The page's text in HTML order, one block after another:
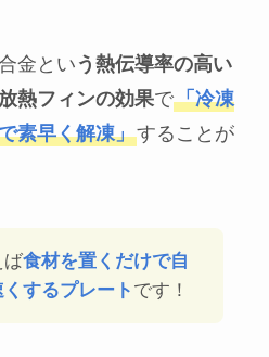
金とい
う熱伝導率の高い
熱フィンの効果で 「冷凍